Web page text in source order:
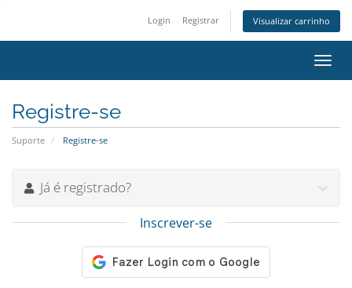
Login Registrar Visualizar carrinho
Registre-se
Suporte Registre-se
Já é registrado?
Inscrever-se